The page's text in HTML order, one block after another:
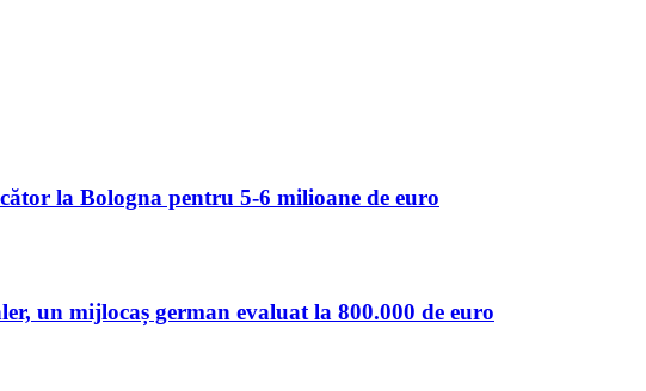
la Bologna pentru 5-6 milioane de euro
un mijlocaș german evaluat la 800.000 de euro